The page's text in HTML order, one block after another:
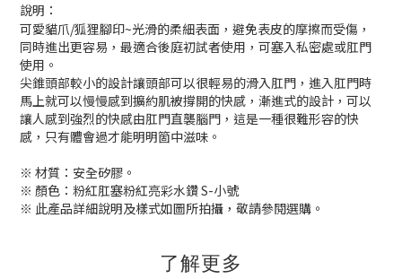
說明：
可愛貓爪/狐狸腳印~光滑的柔細表面，避免表皮的摩擦而受傷，
同時進出更容易，最適合後庭初試者使用，可塞入私密處或肛門
使用。
尖錐頭部較小的設計讓頭部可以很輕易的滑入肛門，進入肛門時
馬上就可以慢慢感到擴約肌被撐開的快感，漸進式的設計，可以
讓人感到強烈的快感由肛門直襲腦門，這是一種很難形容的快
感，只有體會過才能明明箇中滋味。
※ 材質：安全矽膠。
※ 顏色：粉紅肛塞粉紅亮彩水鑽 S-小號
※ 此產品詳細說明及樣式如圖所拍攝，敬請參閱選購。
了解更多